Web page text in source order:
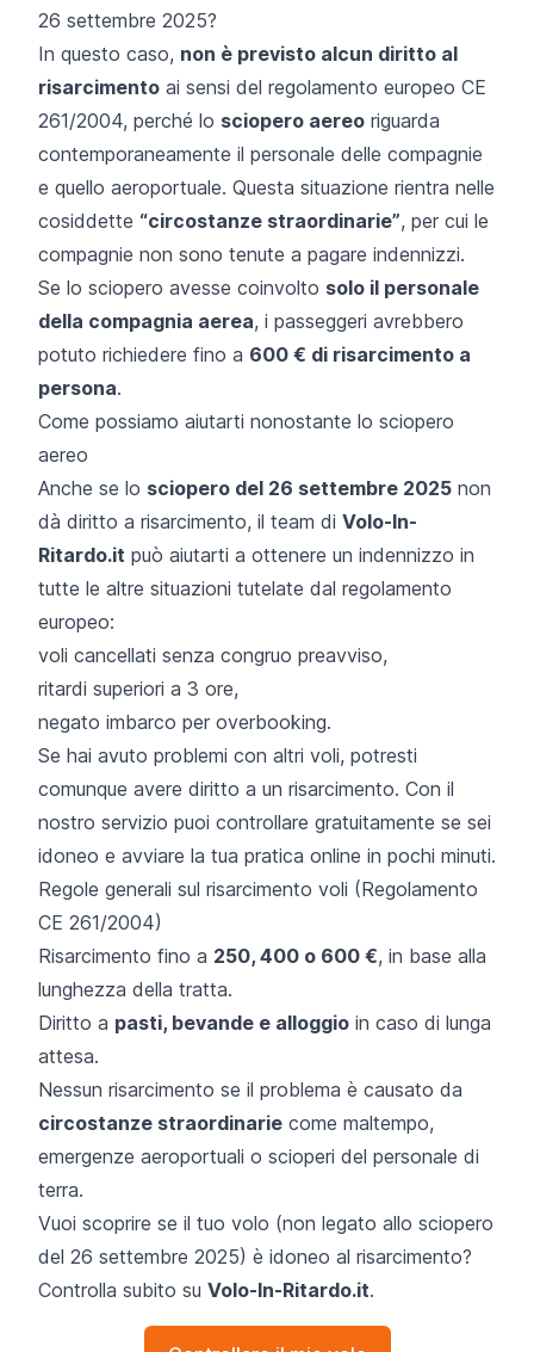
26 settembre 2025?
In questo caso, non è previsto alcun diritto al
risarcimento ai sensi del regolamento europeo CE
261/2004, perché lo sciopero aereo riguarda
contemporaneamente il personale delle compagnie
e quello aeroportuale. Questa situazione rientra nelle
cosiddette “circostanze straordinarie”, per cui le
compagnie non sono tenute a pagare indennizzi.
Se lo sciopero avesse coinvolto solo il personale
della compagnia aerea, i passeggeri avrebbero
potuto richiedere fino a 600 € di risarcimento a
persona.
Come possiamo aiutarti nonostante lo sciopero
aereo
Anche se lo sciopero del 26 settembre 2025 non
dà diritto a risarcimento, il team di Volo-In-
Ritardo.it può aiutarti a ottenere un indennizzo in
tutte le altre situazioni tutelate dal regolamento
europeo:
voli cancellati senza congruo preavviso,
ritardi superiori a 3 ore,
negato imbarco per overbooking.
Se hai avuto problemi con altri voli, potresti
comunque avere diritto a un risarcimento. Con il
nostro servizio puoi controllare gratuitamente se sei
idoneo e avviare la tua pratica online in pochi minuti.
Regole generali sul risarcimento voli (Regolamento
CE 261/2004)
Risarcimento fino a 250, 400 o 600 €, in base alla
lunghezza della tratta.
Diritto a pasti, bevande e alloggio in caso di lunga
attesa.
Nessun risarcimento se il problema è causato da
circostanze straordinarie come maltempo,
emergenze aeroportuali o scioperi del personale di
terra.
Vuoi scoprire se il tuo volo (non legato allo sciopero
del 26 settembre 2025) è idoneo al risarcimento?
Controlla subito su Volo-In-Ritardo.it.